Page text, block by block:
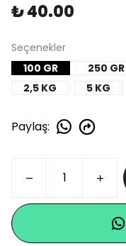
₺ 40.00
Seçenekler
100 GR
250 GR
2,5 KG
5 KG
Paylaş: